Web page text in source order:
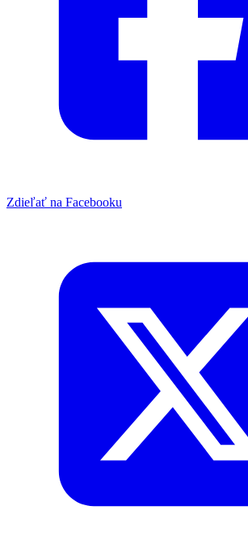
Zdieľať na Facebooku